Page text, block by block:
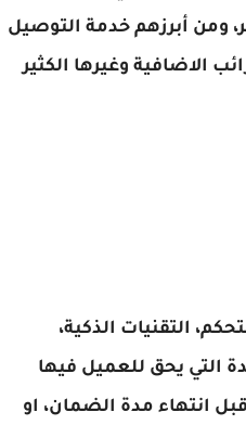
ومن أبرزهم خدمة التوصيل
الاضافية وغيرها الكثير
التقنيات الذكية،
التي يحق للعميل فيها
انتهاء مدة الضمان، او